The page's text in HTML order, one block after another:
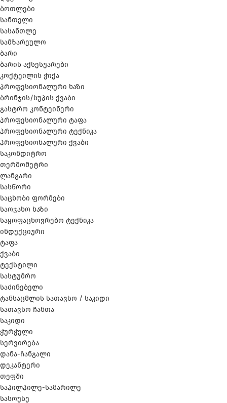
ბოთლები
სანთელი
სასანთლე
სამზარეულო
ბარი
ბარის აქსესუარები
კოქტეილის ჭიქა
პროფესიონალური ხაზი
ბრინჯის/სუპის ქვაბი
გასტრო კონტეინერი
პროფესიონალური ტაფა
პროფესიონალური ტექნიკა
პროფესიონალური ქვაბი
საკონდიტრო
თერმომეტრი
ლანგარი
სასწორი
საცხობი ფორმები
საოჯახო ხაზი
საყოფაცხოვრებო ტექნიკა
ინდუქციური
ტაფა
ქვაბი
ტექსტილი
სასტუმრო
საძინებელი
ტანსაცმლის სათავსო / საკიდი
სათავსო ჩანთა
საკიდი
ჭურჭელი
სერვირება
დანა-ჩანგალი
დეკანტერი
თეფში
საპილპილე-სამარილე
სასოუსე